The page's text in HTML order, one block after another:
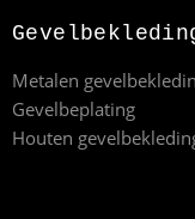
Metalen
Gevelbeplating
Houten